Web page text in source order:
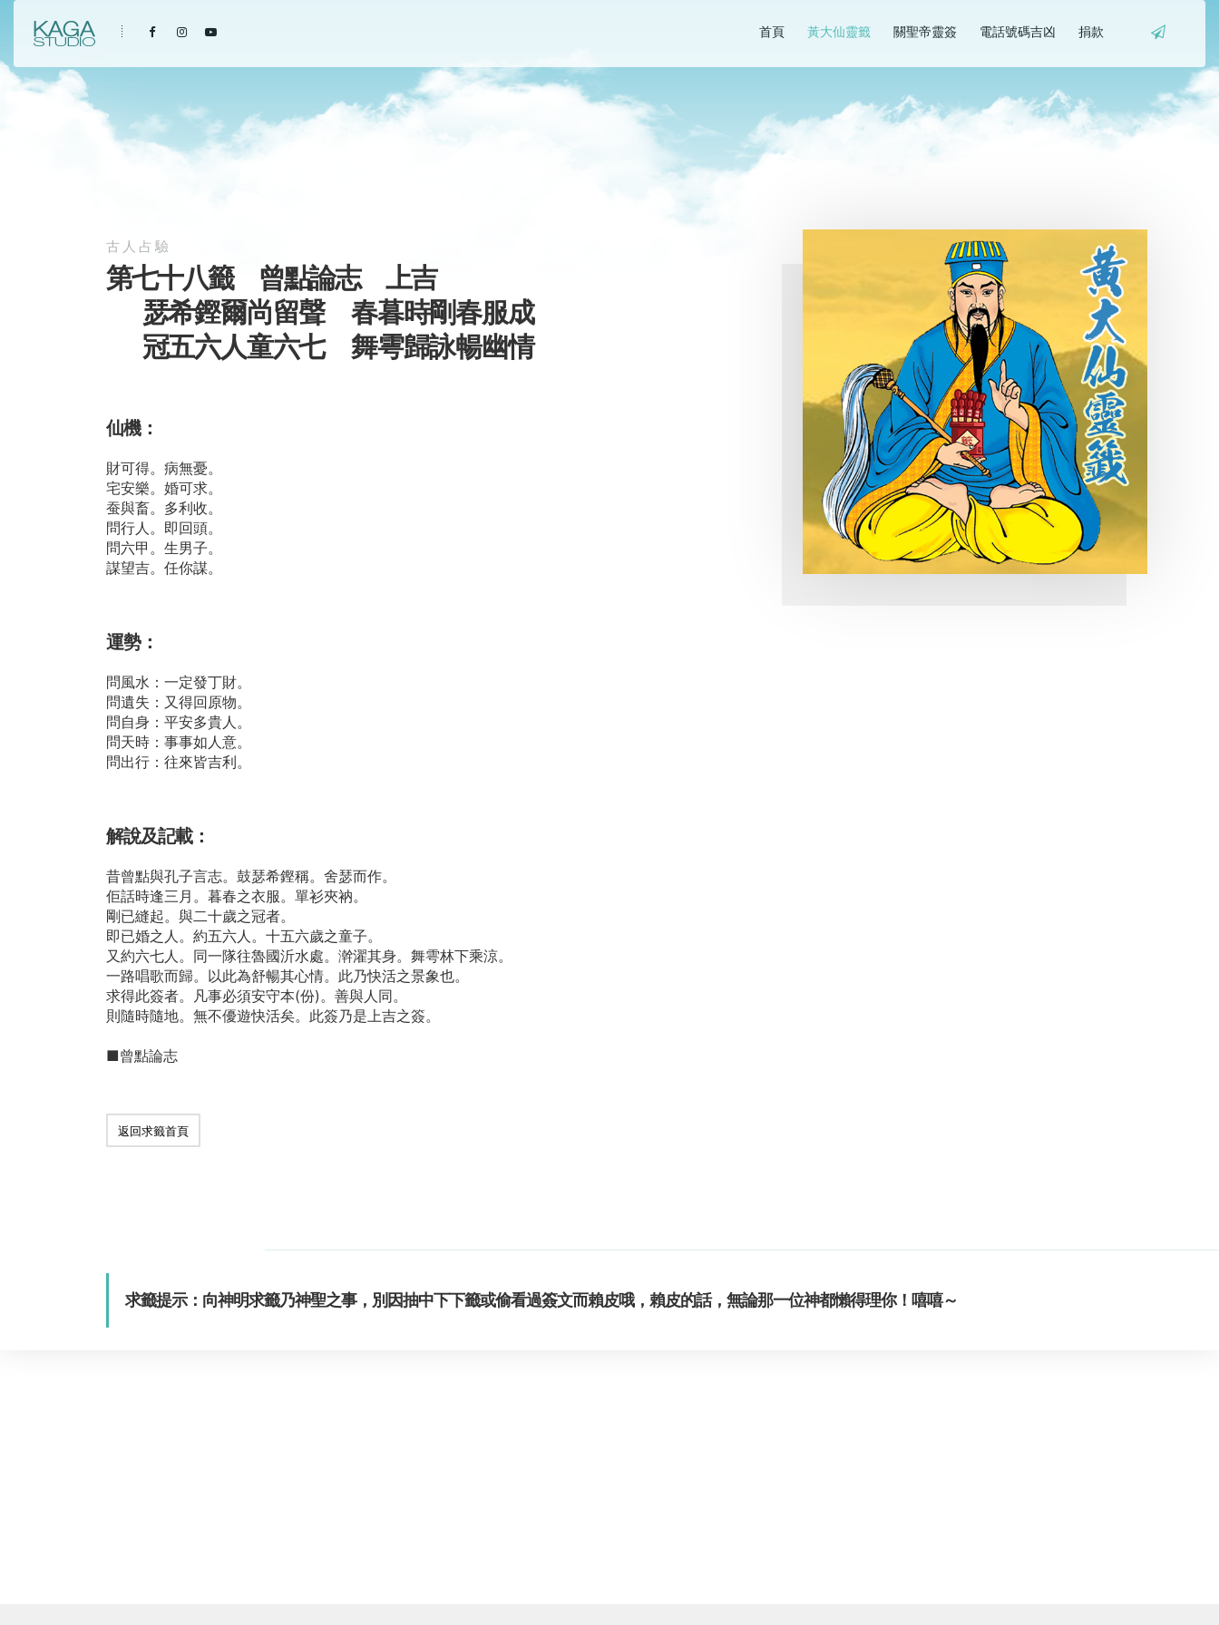
首頁 黃大仙靈籤 關聖帝靈簽 電話號碼吉凶 捐款
古人占驗
第七十八籤 曾點論志 上吉
瑟希鏗爾尚留聲 春暮時剛春服成
冠五六人童六七 舞雩歸詠暢幽情
仙機：
財可得。病無憂。
宅安樂。婚可求。
蚕與畜。多利收。
問行人。即回頭。
問六甲。生男子。
謀望吉。任你謀。
運勢：
問風水：一定發丁財。
問遺失：又得回原物。
問自身：平安多貴人。
問天時：事事如人意。
問出行：往來皆吉利。
解說及記載：
昔曾點與孔子言志。鼓瑟希鏗稱。舍瑟而作。
佢話時逢三月。暮春之衣服。單衫夾衲。
剛已縫起。與二十歲之冠者。
即已婚之人。約五六人。十五六歲之童子。
又約六七人。同一隊往魯國沂水處。澣濯其身。舞雩林下乘涼。
一路唱歌而歸。以此為舒暢其心情。此乃快活之景象也。
求得此簽者。凡事必須安守本(份)。善與人同。
則隨時隨地。無不優遊快活矣。此簽乃是上吉之簽。
■曾點論志
返回求籤首頁
求籤提示：向神明求籤乃神聖之事，別因抽中下下籤或偷看過簽文而賴皮哦，賴皮的話，無論那一位神都懶得理你！嘻嘻～